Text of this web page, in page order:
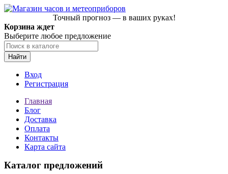
Точный прогноз — в ваших руках!
Корзина ждет
Выберите любое предложение
Найти
Вход
Регистрация
Главная
Блог
Доставка
Оплата
Контакты
Карта сайта
Каталог предложений